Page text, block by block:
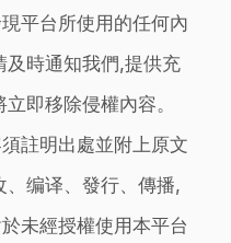
平台所使用的任何內
及時通知我們,提供充
即移除侵權內容。
註明出處並附上原文
编译、發行、傳播,
未經授權使用本平台